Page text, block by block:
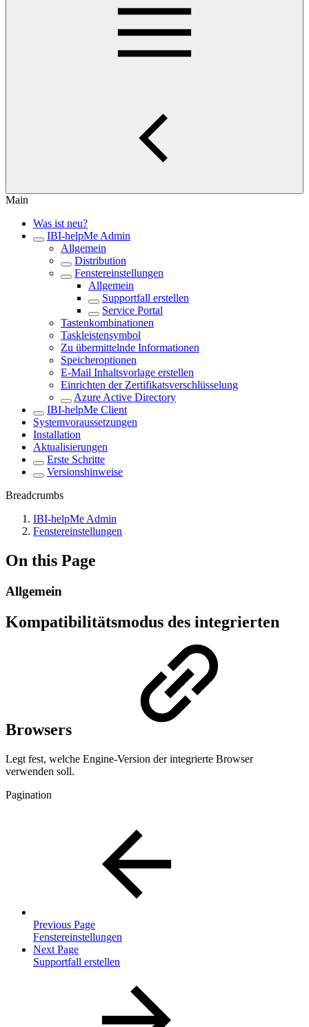
Main
Was ist neu?
IBI-helpMe Admin
Allgemein
Distribution
Fenstereinstellungen
Allgemein
Supportfall erstellen
Service Portal
Tastenkombinationen
Taskleistensymbol
Zu übermittelnde Informationen
Speicheroptionen
E-Mail Inhaltsvorlage erstellen
Einrichten der Zertifikatsverschlüsselung
Azure Active Directory
IBI-helpMe Client
Systemvoraussetzungen
Installation
Aktualisierungen
Erste Schritte
Versionshinweise
Breadcrumbs
IBI-helpMe Admin
Fenstereinstellungen
On this Page
Allgemein
Kompatibilitätsmodus des integrierten
Browsers
Legt fest, welche Engine-Version der integrierte Browser
verwenden soll.
Pagination
Previous Page
Fenstereinstellungen
Next Page
Supportfall erstellen